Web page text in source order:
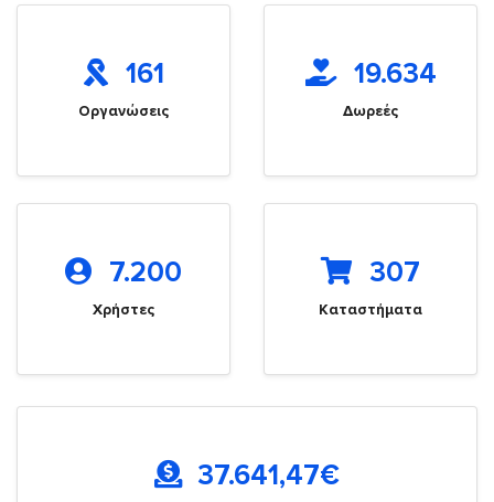
161
Οργανώσεις
19.634
Δωρεές
7.200
Χρήστες
307
Καταστήματα
37.641,47€